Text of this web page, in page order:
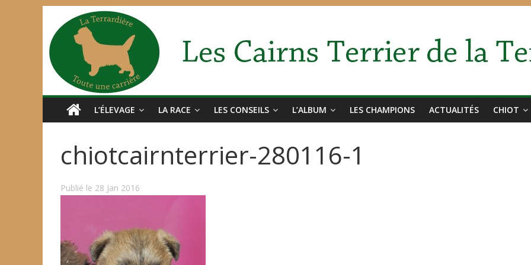
L’ÉLEVAGE LA RACE LES CONSEILS L’ALBUM LES CHAMPIONS ACTUALITÉS CHIOT
chiotcairnterrier-280116-1
Publié le 28 Jan 2016